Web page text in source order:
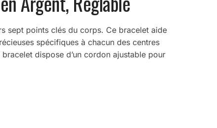
sept points clés du corps. Ce bracelet aide
spécifiques à chacun des centres
dispose d’un cordon ajustable pour